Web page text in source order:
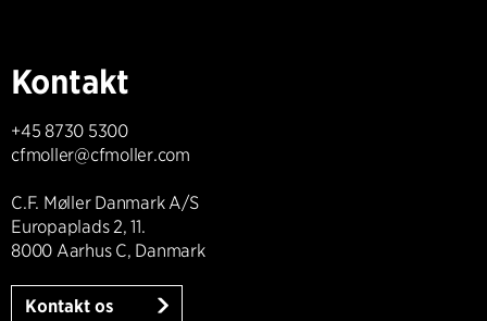
Kontakt
+45 8730 5300
cfmoller@cfmoller.com
C.F. Møller Danmark A/S
Europaplads 2, 11.
8000 Aarhus C, Danmark
Kontakt os